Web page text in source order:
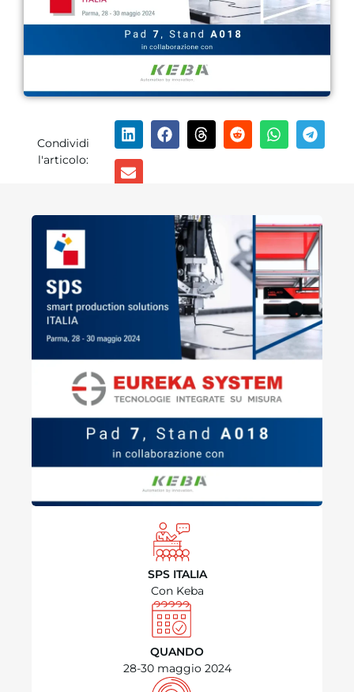
Condividi
l'articolo:
SPS ITALIA
Con Keba
QUANDO
28-30 maggio 2024